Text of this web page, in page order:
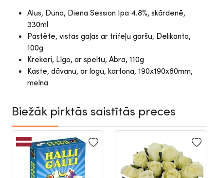
Alus, Duna, Diena Session Ipa 4.8%, skārdenē,
330ml
Pastēte, vistas gaļas ar trifeļu garšu, Delikanto,
100g
Krekeri, Līgo, ar speltu, Abra, 110g
Kaste, dāvanu, ar logu, kartona, 190x190x80mm,
melna
Biežāk pirktās saistītās preces